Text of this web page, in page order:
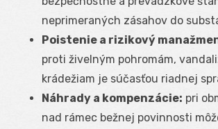
neprimeraných zásahov do
Poistenie a rizikový
proti živelným pohromám,
krádežiam je súčasťou riadnej
Náhrady a kompenzácie: pri
nad rámec bežnej povinnosti